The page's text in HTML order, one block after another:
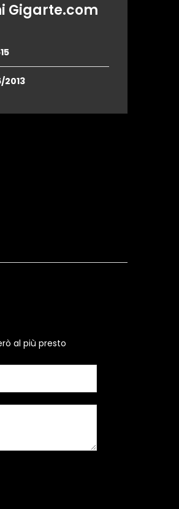
Gigarte.com
2013
al più presto